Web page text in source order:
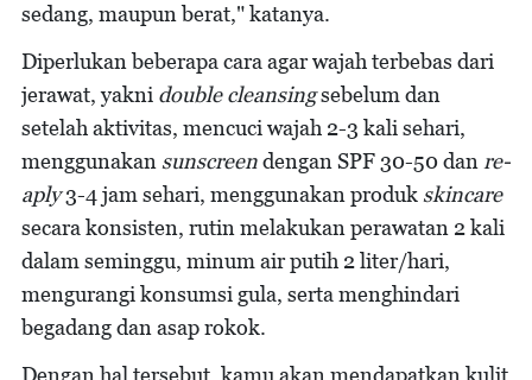
sedang, maupun berat," katanya.
Diperlukan beberapa cara agar wajah terbebas dari
jerawat, yakni double cleansingsebelum dan
setelah aktivitas, mencuci wajah 2-3 kali sehari,
menggunakan sunscreendengan SPF 30-50 dan re-
aply3-4 jam sehari, menggunakan produk skincare
secara konsisten, rutin melakukan perawatan 2 kali
dalam seminggu, minum air putih 2 liter/hari,
mengurangi konsumsi gula, serta menghindari
begadang dan asap rokok.
Dengan hal tersebut, kamu akan mendapatkan kulit